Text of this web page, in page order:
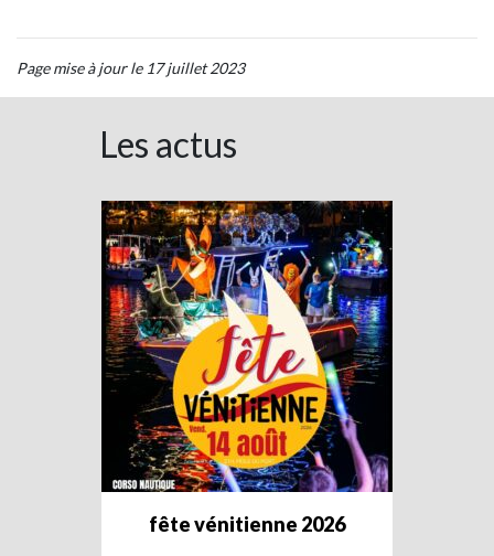
Page mise à jour le 17 juillet 2023
Les actus
fête vénitienne 2026